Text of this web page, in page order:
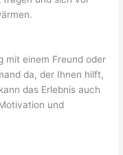
mit einem Freund oder
da, der Ihnen hilft,
das Erlebnis auch
und